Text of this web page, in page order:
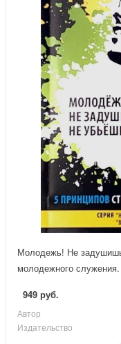
Молодежь! Не
молодежного служения.
949 руб.
Автор
Издательство